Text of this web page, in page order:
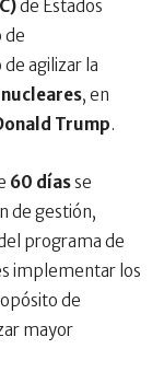
de Estados
de
agilizar la
, en
Trump.
60 díasse
de gestión,
programa de
implementar los
de
mayor